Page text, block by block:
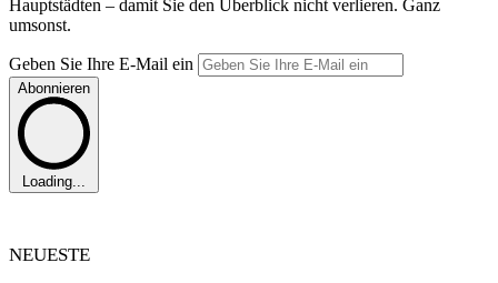
Hauptstädten – damit Sie den Überblick nicht verlieren. Ganz
umsonst.
Geben Sie Ihre E-Mail ein
Abonnieren
Loading...
NEUESTE